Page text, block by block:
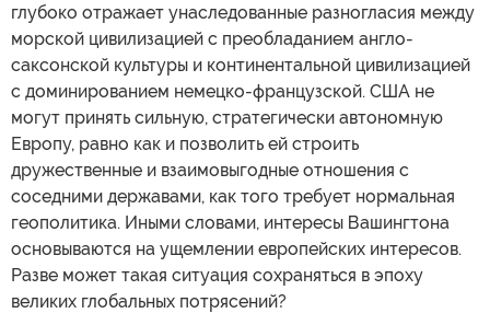
глубоко отражает унаследованные разногласия между
морской цивилизацией с преобладанием англо-
саксонской культуры и континентальной цивилизацией
с доминированием немецко-французской. США не
могут принять сильную, стратегически автономную
Европу, равно как и позволить ей строить
дружественные и взаимовыгодные отношения с
соседними державами, как того требует нормальная
геополитика. Иными словами, интересы Вашингтона
основываются на ущемлении европейских интересов.
Разве может такая ситуация сохраняться в эпоху
великих глобальных потрясений?